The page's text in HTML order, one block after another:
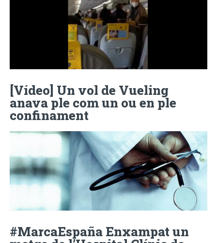
[Vídeo] Un vol de Vueling
anava ple com un ou en ple
confinament
#MarcaEspaña Enxampat un